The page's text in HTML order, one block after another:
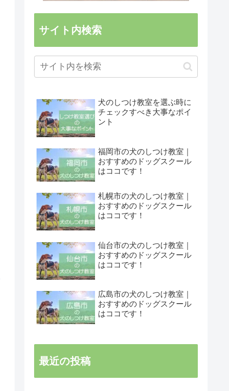
サイト内検索
犬のしつけ教室を選ぶ時に
チェックすべき大事なポイ
ント
福岡市の犬のしつけ教室｜
おすすめのドッグスクール
はココです！
札幌市の犬のしつけ教室｜
おすすめのドッグスクール
はココです！
仙台市の犬のしつけ教室｜
おすすめのドッグスクール
はココです！
広島市の犬のしつけ教室｜
おすすめのドッグスクール
はココです！
最近の投稿